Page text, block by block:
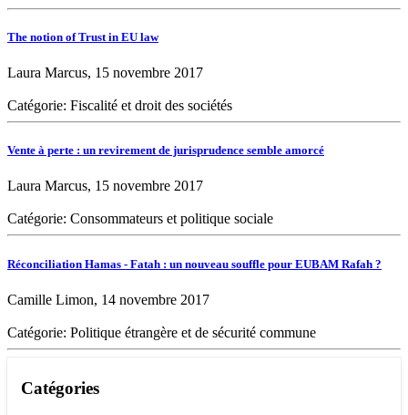
The notion of Trust in EU law
Laura Marcus, 15 novembre 2017
Catégorie: Fiscalité et droit des sociétés
Vente à perte : un revirement de jurisprudence semble amorcé
Laura Marcus, 15 novembre 2017
Catégorie: Consommateurs et politique sociale
Réconciliation Hamas - Fatah : un nouveau souffle pour EUBAM Rafah ?
Camille Limon, 14 novembre 2017
Catégorie: Politique étrangère et de sécurité commune
Catégories